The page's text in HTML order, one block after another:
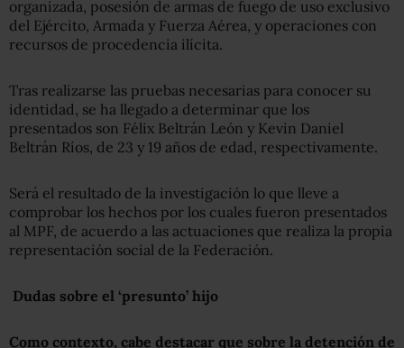
organizada, posesión de armas de fuego de uso exclusivo
del Ejército, Armada y Fuerza Aérea, y operaciones con
recursos de procedencia ilícita.
Tras realizarse las pruebas necesarias para conocer su
identidad, se ha llegado a determinar que los
presentados son Félix Beltrán León y Kevin Daniel
Beltrán Ríos, de 23 y 19 años de edad, respectivamente.
Será el resultado de la investigación lo que lleve a
comprobar los hechos por los cuales fueron presentados
al MPF, de acuerdo a las actuaciones que realiza la propia
representación social de la Federación.
Dudas sobre el ‘presunto’ hijo
Como contexto, cabe destacar que sobre la detención de